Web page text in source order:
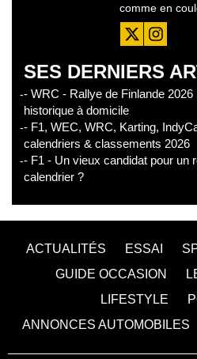
comme en
SES DERNIERS
- WRC - Rallye de Finlande
historique à domicile
- F1, WEC, WRC, Karting,
calendriers & classements 2026
- F1 - Un vieux candidat pour un
calendrier ?
ACTUALITÉS ESSAI
GUIDE OCCASION
LIFESTYLE
ANNONCES AUTOMOBILES